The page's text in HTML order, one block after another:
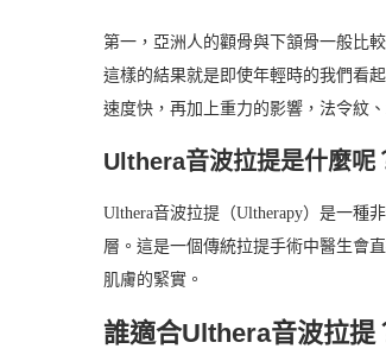
第一，亞洲人的顴骨與下頷骨一般比
這樣的結果就是即使年輕時的我們看
速度快，再加上重力的影響，法令紋
Ulthera音波拉提是什麼呢
Ulthera音波拉提（Ultherapy）是一種
層。這是一個傳統拉提手術中醫生會
肌膚的緊實。
誰適合Ulthera音波拉提